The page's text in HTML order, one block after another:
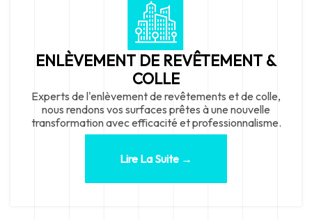
ENLÈVEMENT DE REVÊTEMENT &
COLLE
Experts de l'enlèvement de revêtements et de colle,
nous rendons vos surfaces prêtes à une nouvelle
transformation avec efficacité et professionnalisme.
Lire La Suite →